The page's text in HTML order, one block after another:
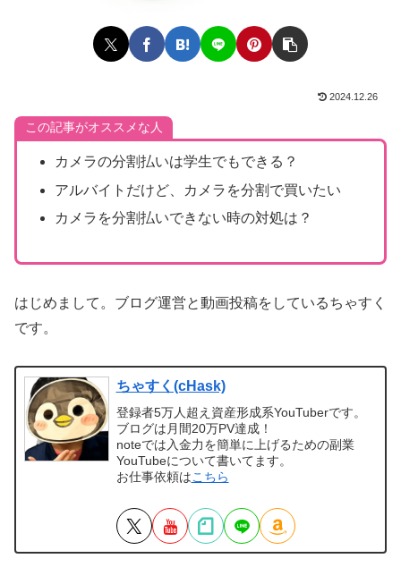
2024.12.26
この記事がオススメな人
カメラの分割払いは学生でもできる？
アルバイトだけど、カメラを分割で買いたい
カメラを分割払いできない時の対処は？
はじめまして。ブログ運営と動画投稿をしているちゃすく
です。
ちゃすく(cHask)
登録者5万人超え資産形成系YouTuberです。
ブログは月間20万PV達成！
noteでは入金力を簡単に上げるための副業
YouTubeについて書いてます。
お仕事依頼はこちら